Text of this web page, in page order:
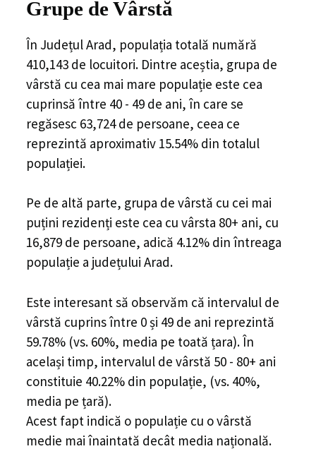
Grupe de Vârstă
În Județul Arad, populația totală numără
410,143 de locuitori. Dintre aceștia, grupa de
vârstă cu cea mai mare populație este cea
cuprinsă între 40 - 49 de ani, în care se
regăsesc 63,724 de persoane, ceea ce
reprezintă aproximativ 15.54% din totalul
populației.
Pe de altă parte, grupa de vârstă cu cei mai
puțini rezidenți este cea cu vârsta 80+ ani, cu
16,879 de persoane, adică 4.12% din întreaga
populație a județului Arad.
Este interesant să observăm că intervalul de
vârstă cuprins între 0 și 49 de ani reprezintă
59.78% (vs. 60%, media pe toată țara). În
același timp, intervalul de vârstă 50 - 80+ ani
constituie 40.22% din populație, (vs. 40%,
media pe țară).
Acest fapt indică o populație cu o vârstă
medie mai înaintată decât media națională.